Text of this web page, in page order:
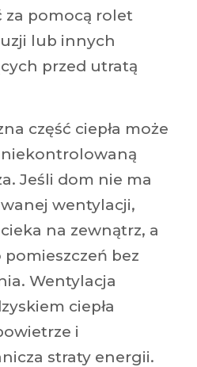
za pomocą rolet
lub innych
przed utratą
część ciepła może
Jeśli dom nie ma
wentylacji,
na zewnątrz, a
pomieszczeń bez
Wentylacja
ciepła
i
straty energii.